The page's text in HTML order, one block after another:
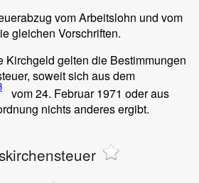
vom Arbeitslohn und vom
gleichen Vorschriften.
Kirchgeld gelten die Bestimmungen
soweit sich aus dem
vom 24. Februar 1971 oder aus
nichts anderes ergibt.